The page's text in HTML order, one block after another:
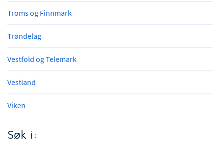
Troms og Finnmark
Trøndelag
Vestfold og Telemark
Vestland
Viken
Søk i: